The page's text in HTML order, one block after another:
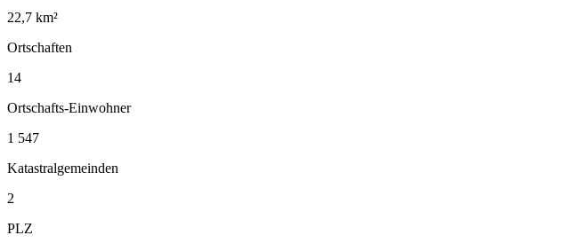
22,7 km²
Ortschaften
14
Ortschafts-Einwohner
1 547
Katastralgemeinden
2
PLZ